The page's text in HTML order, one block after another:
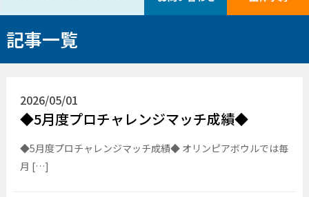
記事一覧
2026/05/01
◆5月度プロチャレンジマッチ成績◆
◆5月度プロチャレンジマッチ成績◆ オリンピアボウルでは毎
月 […]